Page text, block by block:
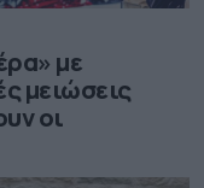
με
μειώσεις
οι